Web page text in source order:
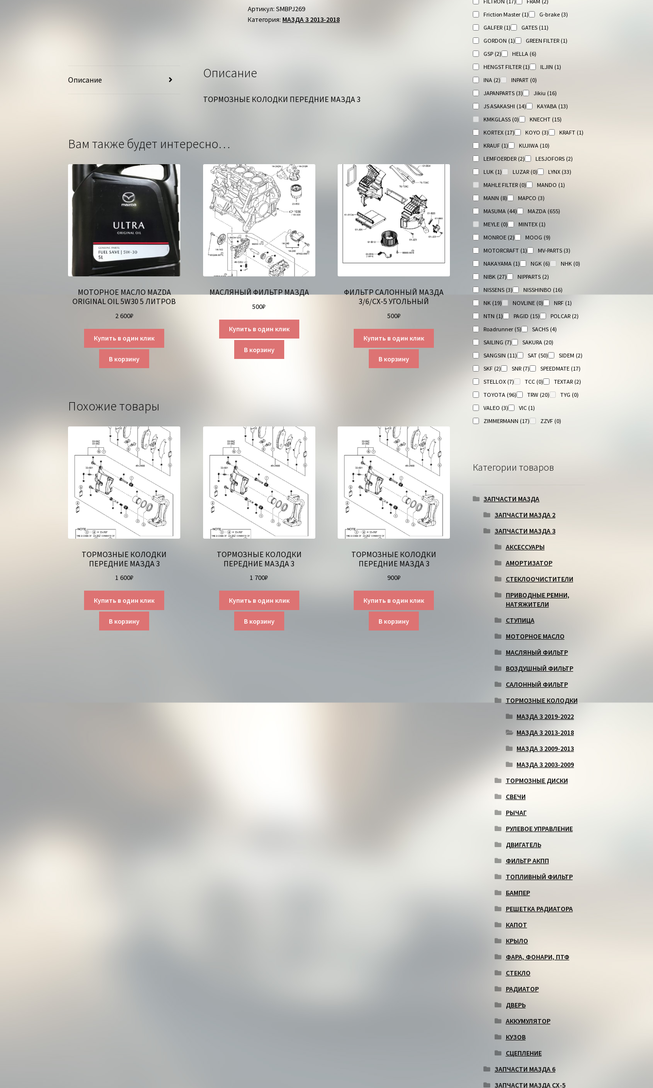
ПЕРЕДНИЕ
МАЗДА
Артикул:SMBPJ269
Категория: МАЗДА 3 2013-2018
Описание Описание
ТОРМОЗНЫЕ КОЛОДКИ ПЕРЕДНИЕ МАЗДА 3
Вам также будет интересно…
МОТОРНОЕ МАСЛО MAZDA
ORIGINAL OIL 5W30 5 ЛИТРОВ
2 600₽
Купить в один клик
В корзину
МАСЛЯНЫЙ ФИЛЬТР МАЗДА
500₽
Купить в один клик
В корзину
ФИЛЬТР САЛОННЫЙ МАЗДА
3/6/СХ-5 УГОЛЬНЫЙ
500₽
Купить в один клик
В корзину
Похожие товары
ТОРМОЗНЫЕ КОЛОДКИ
ПЕРЕДНИЕ МАЗДА 3
1 600₽
Купить в один клик
В корзину
ТОРМОЗНЫЕ КОЛОДКИ
ПЕРЕДНИЕ МАЗДА 3
1 700₽
Купить в один клик
В корзину
ТОРМОЗНЫЕ КОЛОДКИ
ПЕРЕДНИЕ МАЗДА 3
900₽
Купить в один клик
В корзину
Friction Master (1) G-brake (3)
GALFER (1) GATES (11)
GORDON (1) GREEN FILTER (1)
GSP (2) HELLA (6)
HENGST FILTER (1) ILJIN (1)
INA (2) INPART (0)
JAPANPARTS (3) Jikiu (16)
JS ASAKASHI (14) KAYABA (13)
KMKGLASS (0) KNECHT (15)
KORTEX (17) KOYO (3) KRAFT (1)
KRAUF (1) KUJIWA (10)
LEMFOERDER (2) LESJOFORS (2)
LUK (1) LUZAR (0) LYNX (33)
MAHLE FILTER (0) MANDO (1)
MANN (8) MAPCO (3)
MASUMA (44) MAZDA (655)
MEYLE (0) MINTEX (1)
MONROE (2) MOOG (9)
MOTORCRAFT (1) MV-PARTS (3)
NAKAYAMA (1) NGK (6) NHK (0)
NIBK (27) NIPPARTS (2)
NISSENS (3) NISSHINBO (16)
NK (19) NOVLINE (0) NRF (1)
NTN (1) PAGID (15) POLCAR (2)
Roadrunner (5) SACHS (4)
SAILING (7) SAKURA (20)
SANGSIN (11) SAT (50) SIDEM (2)
SKF (2) SNR (7) SPEEDMATE (17)
STELLOX (7) TCC (0) TEXTAR (2)
TOYOTA (96) TRW (20) TYG (0)
VALEO (3) VIC (1)
ZIMMERMANN (17) ZZVF (0)
Категории товаров
ЗАПЧАСТИ МАЗДА
ЗАПЧАСТИ МАЗДА 2
ЗАПЧАСТИ МАЗДА 3
АКСЕССУАРЫ
АМОРТИЗАТОР
СТЕКЛООЧИСТИТЕЛИ
ПРИВОДНЫЕ РЕМНИ,
НАТЯЖИТЕЛИ
СТУПИЦА
МОТОРНОЕ МАСЛО
МАСЛЯНЫЙ ФИЛЬТР
ВОЗДУШНЫЙ ФИЛЬТР
САЛОННЫЙ ФИЛЬТР
ТОРМОЗНЫЕ КОЛОДКИ
МАЗДА 3 2019-2022
МАЗДА 3 2013-2018
МАЗДА 3 2009-2013
МАЗДА 3 2003-2009
ТОРМОЗНЫЕ ДИСКИ
СВЕЧИ
РЫЧАГ
РУЛЕВОЕ УПРАВЛЕНИЕ
ДВИГАТЕЛЬ
ФИЛЬТР АКПП
ТОПЛИВНЫЙ ФИЛЬТР
БАМПЕР
РЕШЕТКА РАДИАТОРА
КАПОТ
КРЫЛО
ФАРА, ФОНАРИ, ПТФ
СТЕКЛО
РАДИАТОР
ДВЕРЬ
АККУМУЛЯТОР
КУЗОВ
СЦЕПЛЕНИЕ
ЗАПЧАСТИ МАЗДА 6
ЗАПЧАСТИ МАЗДА СХ-5